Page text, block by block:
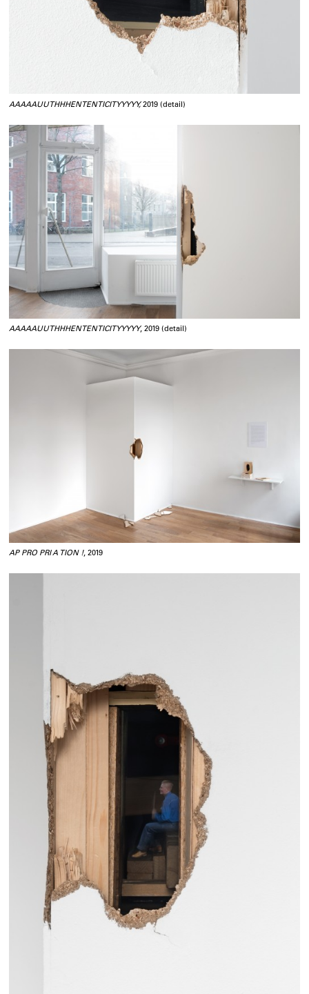
AAAAAUUTHHHENTENTICITYYYYY,2019 (detail)
AAAAAUUTHHHENTENTICITYYYYY, 2019 (detail)
AP PRO PRI A TION !, 2019